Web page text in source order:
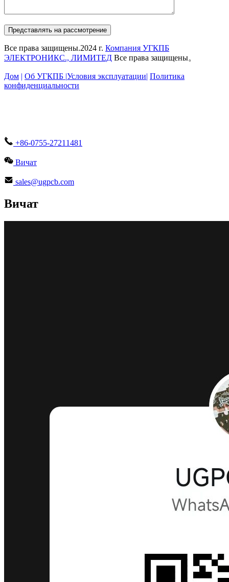
Представлять на рассмотрение
Все права защищены.2024 г. Компания УГКПБ
ЭЛЕКТРОНИКС., ЛИМИТЕД Все права защищены。
Дом | Об УГКПБ |Условия эксплуатации| Политика
конфиденциальности
+86-0755-27211481
Вичат
sales@ugpcb.com
Вичат